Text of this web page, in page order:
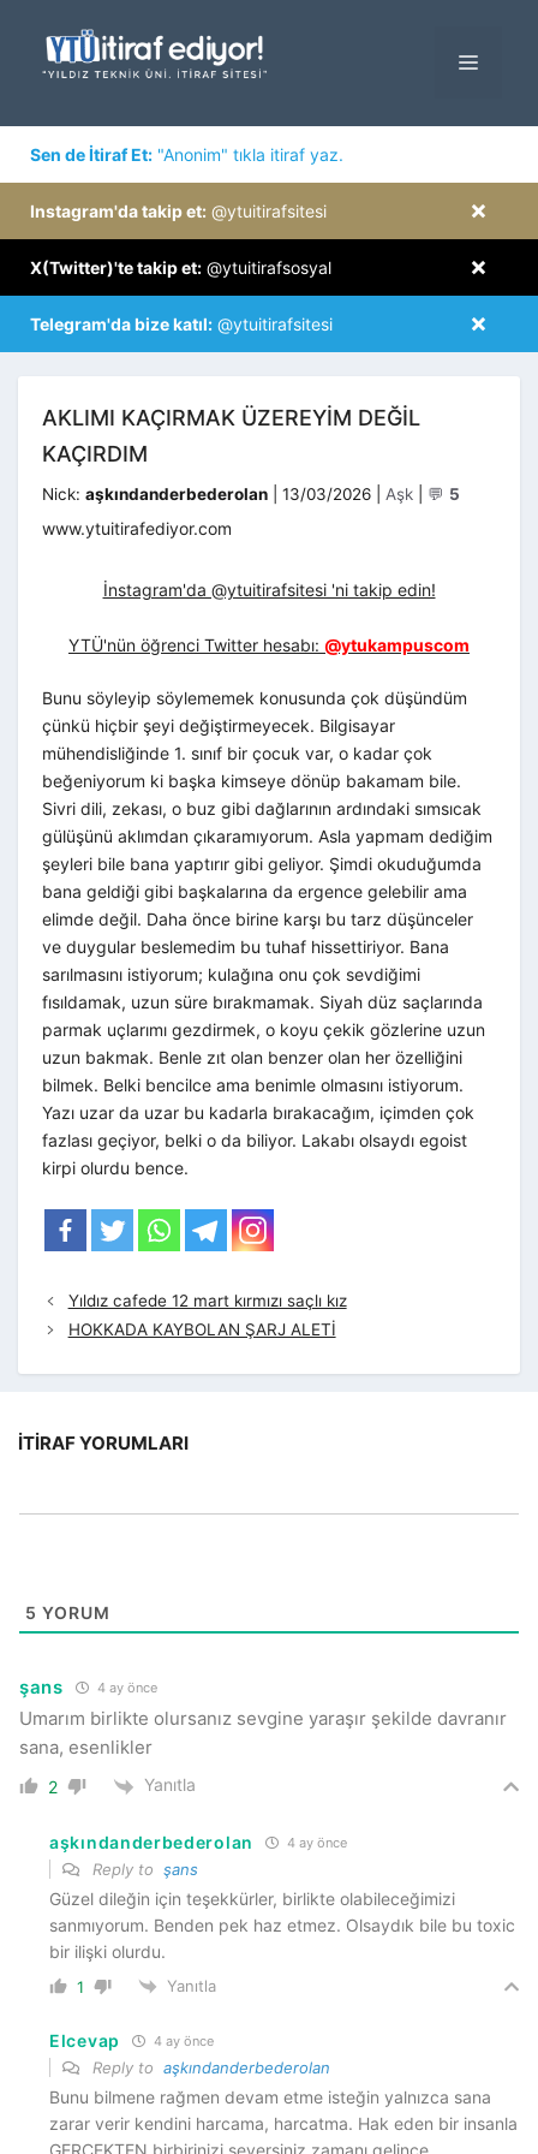
MENÜ
Sen de İtiraf Et: "Anonim" tıkla itiraf yaz.
×
Instagram'da takip et: @ytuitirafsitesi
×
X(Twitter)'te takip et: @ytuitirafsosyal
×
Telegram'da bize katıl: @ytuitirafsitesi
AKLIMI KAÇIRMAK ÜZEREYIM DEĞIL
KAÇIRDIM
Nick: aşkındanderbederolan 13/03/2026 Kategoriler
Aşk 💬 5
www.ytuitirafediyor.com
İnstagram'da @ytuitirafsitesi 'ni takip edin!
YTÜ'nün öğrenci Twitter hesabı: @ytukampuscom
Bunu söyleyip söylememek konusunda çok düşündüm
çünkü hiçbir şeyi değiştirmeyecek. Bilgisayar
mühendisliğinde 1. sınıf bir çocuk var, o kadar çok
beğeniyorum ki başka kimseye dönüp bakamam bile.
Sivri dili, zekası, o buz gibi dağlarının ardındaki sımsıcak
gülüşünü aklımdan çıkaramıyorum. Asla yapmam dediğim
şeyleri bile bana yaptırır gibi geliyor. Şimdi okuduğumda
bana geldiği gibi başkalarına da ergence gelebilir ama
elimde değil. Daha önce birine karşı bu tarz düşünceler
ve duygular beslemedim bu tuhaf hissettiriyor. Bana
sarılmasını istiyorum; kulağına onu çok sevdiğimi
fısıldamak, uzun süre bırakmamak. Siyah düz saçlarında
parmak uçlarımı gezdirmek, o koyu çekik gözlerine uzun
uzun bakmak. Benle zıt olan benzer olan her özelliğini
bilmek. Belki bencilce ama benimle olmasını istiyorum.
Yazı uzar da uzar bu kadarla bırakacağım, içimden çok
fazlası geçiyor, belki o da biliyor. Lakabı olsaydı egoist
kirpi olurdu bence.
Yıldız cafede 12 mart kırmızı saçlı kız
HOKKADA KAYBOLAN ŞARJ ALETİ
İTIRAF YORUMLARI
5 YORUM
şans 4 ay önce
Umarım birlikte olursanız sevgine yaraşır şekilde davranır
sana, esenlikler
2 Yanıtla
aşkındanderbederolan 4 ay önce
Reply to şans
Güzel dileğin için teşekkürler, birlikte olabileceğimizi
sanmıyorum. Benden pek haz etmez. Olsaydık bile bu toxic
bir ilişki olurdu.
1 Yanıtla
Elcevap 4 ay önce
Reply to aşkındanderbederolan
Bunu bilmene rağmen devam etme isteğin yalnızca sana
zarar verir kendini harcama, harcatma. Hak eden bir insanla